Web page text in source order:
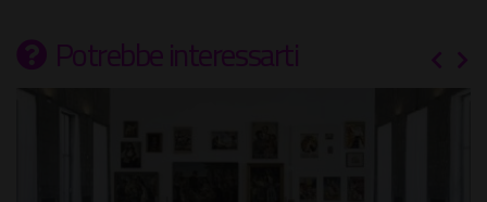
Potrebbe interessarti